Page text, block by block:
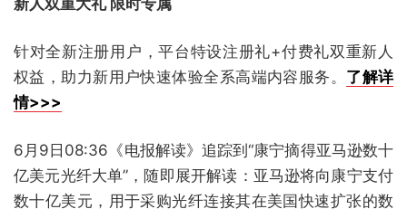
针对全新注册用户，平台特设注册礼+付费礼双重新人
权益，助力新用户快速体验全系高端内容服务。 了解详
情>>>
6月9日08:36《电报解读》追踪到“康宁摘得亚马逊数十
亿美元光纤大单”，随即展开解读：亚马逊将向康宁支付
数十亿美元，用于采购光纤连接其在美国快速扩张的数